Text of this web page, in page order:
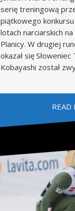
serię treningową
piątkowego
lotach narciarskich
Planicy. W drugiej
okazał się
Kobayashi został
READ